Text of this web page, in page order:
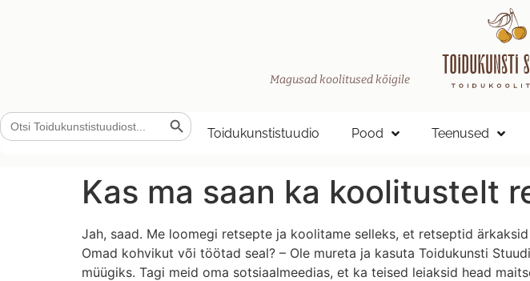
Magusad koolitused kõigile
Search
for:
Search Button
Toidukunstistuudio Pood Teenused
Kas ma saan ka koolitustelt
Jah, saad. Me loomegi retsepte ja koolitame selleks, et retseptid
Omad kohvikut või töötad seal? – Ole mureta ja kasuta Toidukunsti
müügiks. Tagi meid oma sotsiaalmeedias, et ka teised leiaksid head